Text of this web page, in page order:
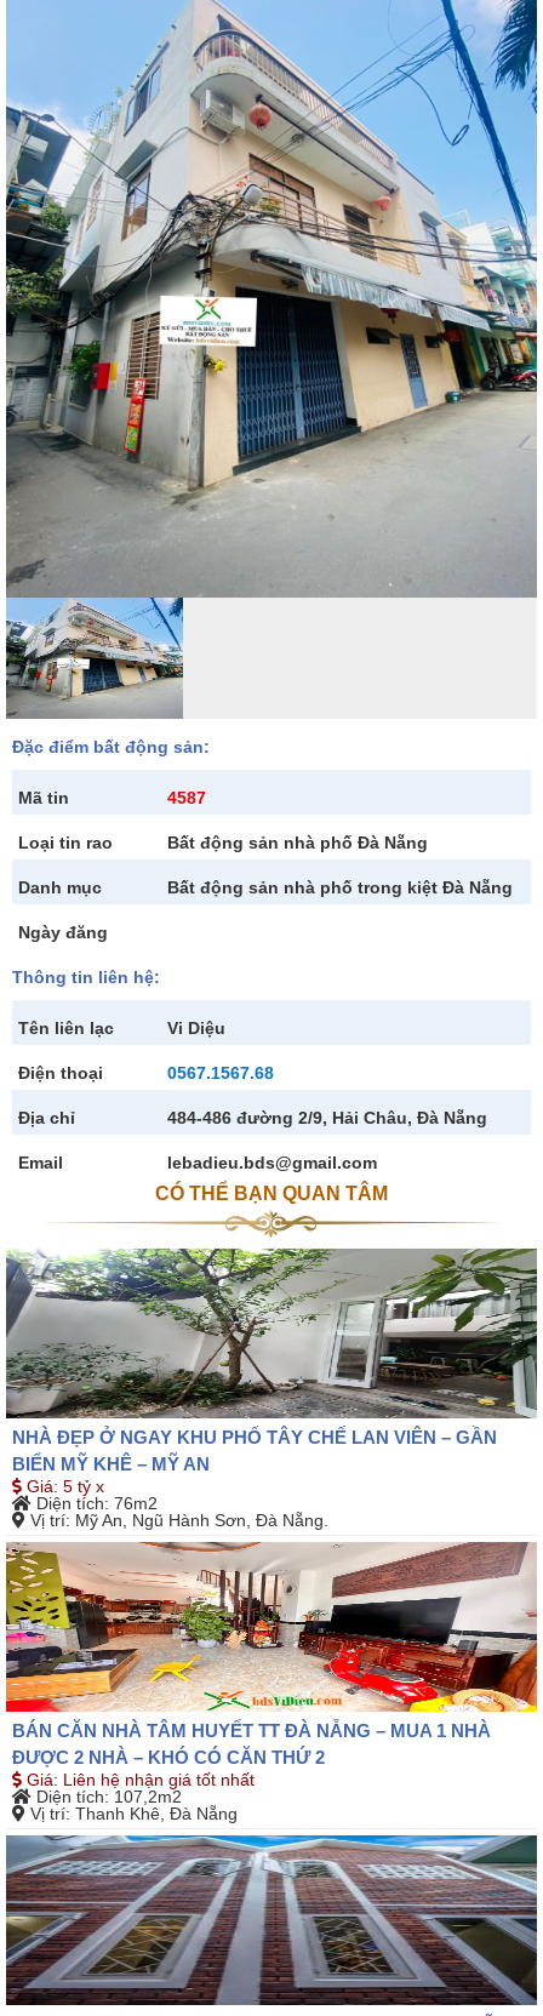
Đặc điểm bất động sản:
Mã tin 4587
Loại tin rao Bất động sản nhà phố Đà Nẵng
Danh mục Bất động sản nhà phố trong kiệt Đà Nẵng
Ngày đăng
Thông tin liên hệ:
Tên liên lạc Vi Diệu
Điện thoại 0567.1567.68
Địa chỉ 484-486 đường 2/9, Hải Châu, Đà Nẵng
Email lebadieu.bds@gmail.com
CÓ THỂ BẠN QUAN TÂM
NHÀ ĐẸP Ở NGAY KHU PHỐ TÂY CHẾ LAN VIÊN – GẦN
BIỂN MỸ KHÊ – MỸ AN
Giá: 5 tỷ x
Diện tích: 76m2
Vị trí: Mỹ An, Ngũ Hành Sơn, Đà Nẵng.
BÁN CĂN NHÀ TÂM HUYẾT TT ĐÀ NẴNG – MUA 1 NHÀ
ĐƯỢC 2 NHÀ – KHÓ CÓ CĂN THỨ 2
Giá: Liên hệ nhận giá tốt nhất
Diện tích: 107,2m2
Vị trí: Thanh Khê, Đà Nẵng